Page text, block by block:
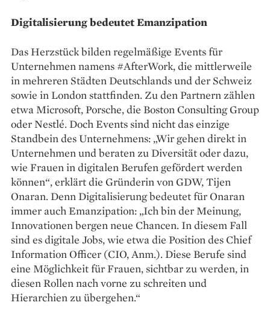
Digitalisierung bedeutet Emanzipation
Das Herzstück bilden regel­mäßige Events für
Unternehmen ­namens #AfterWork, die mittlerweile
in mehreren Städten Deutschlands und der Schweiz
sowie in London stattfinden. Zu den Partnern zählen
etwa Microsoft, Porsche, die Boston Consulting Group
oder Nestlé. Doch Events sind nicht das einzige
Standbein des Unternehmens: „Wir ­gehen direkt in
Unternehmen und ­beraten zu Diversität oder dazu,
wie Frauen in digitalen Berufen gefördert werden
können“, erklärt die Gründerin von GDW, Tijen
Onaran. Denn Digitalisierung bedeutet für Onaran
immer auch Emanzipation: „Ich bin der Meinung,
Innovationen bergen neue Chancen. In diesem Fall
sind es ­digitale Jobs, wie etwa die Position des Chief
Information Officer (CIO, Anm.). Diese Berufe sind
eine Möglichkeit für Frauen, sichtbar zu werden, in
diesen Rollen nach vorne zu schreiten und
Hierarchien zu übergehen.“